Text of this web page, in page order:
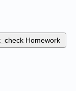
Homework